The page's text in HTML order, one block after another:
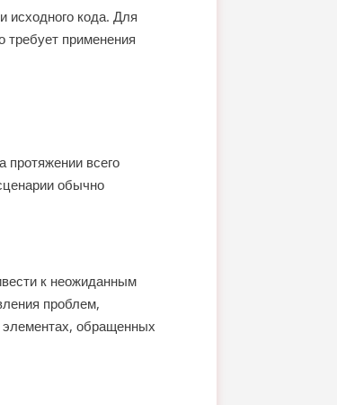
исходного кода. Для
требует применения
протяжении всего
обычно
к неожиданным
проблем,
элементах, обращенных